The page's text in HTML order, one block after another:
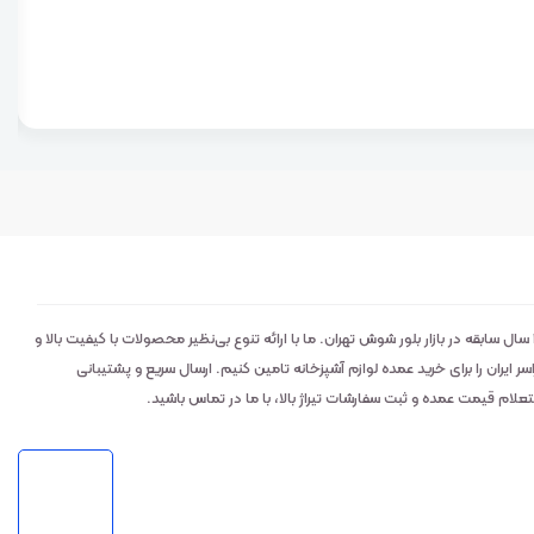
لوکس کالا: تامین‌کننده اصلی و عمده‌فروش ابزار و خرده‌ریز آشپزخانه با ۲۹ سال سابقه در بازار بلور شوش تهران. ما با ارائه تنوع بی‌نظیر محصولات با کیفیت بالا و
را برای خرید عمده لوازم آشپزخانه تامین کنیم. ارسال سریع و پشتیبانی
قیمت عمده و ثبت سفارشات تیراژ بالا، با ما در تماس باشید.